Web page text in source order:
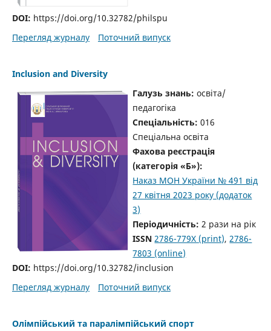
DOI: https://doi.org/10.32782/philspu
Перегляд журналу
Поточний випуск
Inclusion and Diversity
Галузь знань:освіта/
педагогіка
Спеціальність:016
Спеціальна освіта
Фахова реєстрація
(категорія «Б»):
Наказ МОН України № 491 від
27 квітня 2023 року (додаток
3)
Періодичність: 2 рази на рік
ISSN 2786-779X (print), 2786-
7803 (online)
DOI: https://doi.org/10.32782/inclusion
Перегляд журналу
Поточний випуск
Олімпійський та паралімпійський спорт